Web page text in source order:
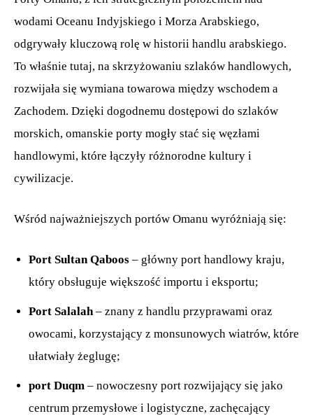
wodami Oceanu Indyjskiego i Morza Arabskiego,
odgrywały kluczową rolę w historii handlu arabskiego.
To właśnie tutaj, na skrzyżowaniu szlaków handlowych,
rozwijała się wymiana towarowa między wschodem a
Zachodem. Dzięki dogodnemu dostępowi do szlaków
morskich, omanskie porty mogły stać się węzłami
handlowymi, które łączyły różnorodne kultury i
cywilizacje.
Wśród najważniejszych portów Omanu wyróżniają się:
Port Sultan Qaboos – główny port handlowy kraju,
który obsługuje większość importu i eksportu;
Port Salalah – znany z handlu przyprawami oraz
owocami, korzystający z monsunowych wiatrów, które
ułatwiały żeglugę;
port Duqm – nowoczesny port rozwijający się jako
centrum przemysłowe i logistyczne, zachęcający